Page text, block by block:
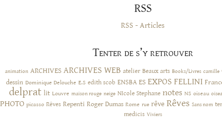
RSS
RSS - Articles
Tenter de s’y retrouver
animation ARCHIVES ARCHIVES WEB atelier Beaux arts Books/Livres camille
dessin Dominique Delouche E.S edith scob ENSBA ES EXPOS FELLINI
delprat lit Louvre maison rouge neige NIcole Stephane notes NS oiseau
PHOTO picasso Rêves Repenti Roger Dumas Rome rue rêve Rêves Sans nom
medicis Viviers